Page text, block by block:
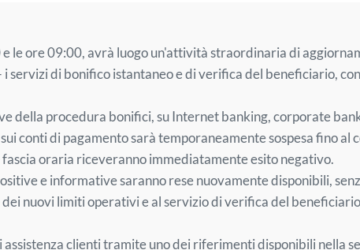
le ore 09:00, avrà luogo un'attività straordinaria di
di bonifico istantaneo e di verifica del beneficiario,
della procedura bonifici, su Internet banking, corporate
conti di pagamento sarà temporaneamente sospesa fino
oraria riceveranno immediatamente esito negativo.
e informative saranno rese nuovamente disponibili,
nuovi limiti operativi e al servizio di verifica del
clienti tramite uno dei riferimenti disponibili nella